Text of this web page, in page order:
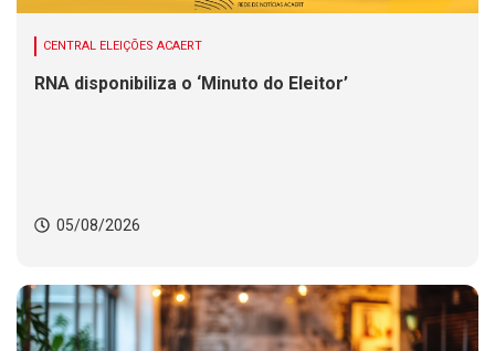
CENTRAL ELEIÇÕES ACAERT
RNA disponibiliza o ‘Minuto do Eleitor’
05/08/2026